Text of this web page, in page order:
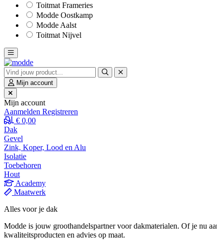
Toitmat Frameries
Modde Oostkamp
Modde Aalst
Toitmat Nijvel
Mijn account
Mijn account
Aanmelden Registreren
€ 0,00
Dak
Gevel
Zink, Koper, Lood en Alu
Isolatie
Toebehoren
Hout
Academy
Maatwerk
Alles voor je dak
Modde is jouw groothandelspartner voor dakmaterialen. Of je nu
kwaliteitsproducten en advies op maat.